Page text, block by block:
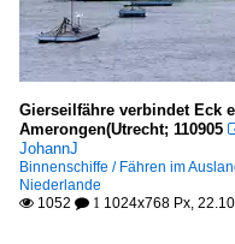
Gierseilfähre verbindet Eck
Amerongen(Utrecht; 110905
JohannJ
Binnenschiffe / Fähren im
Niederlande
 1052  1 1024x768 Px,